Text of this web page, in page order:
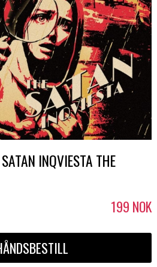
INQVIESTA THE
199 NOK